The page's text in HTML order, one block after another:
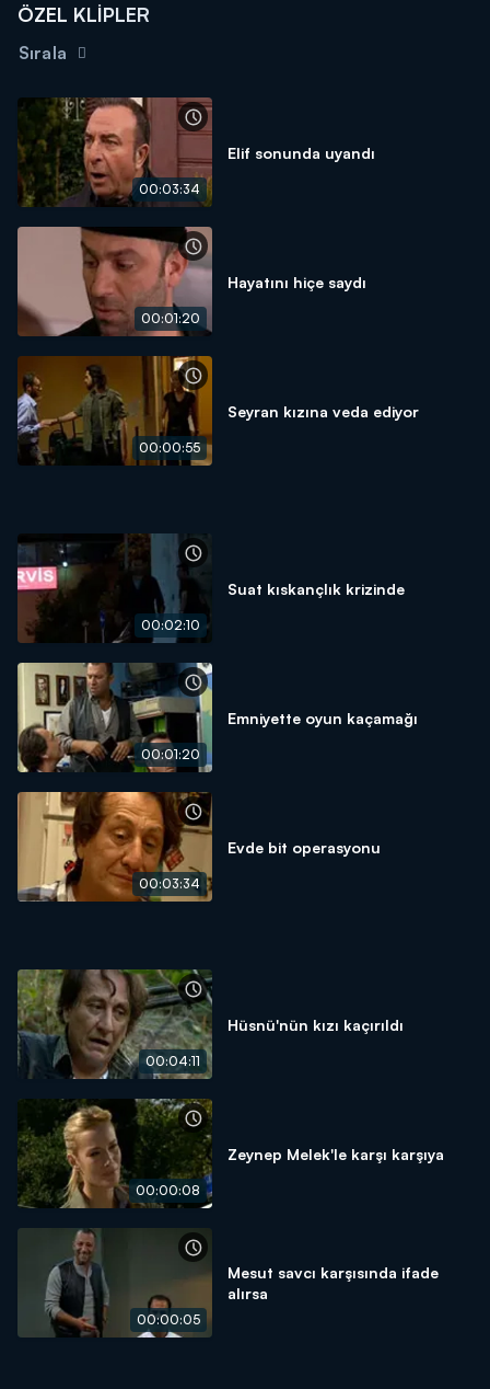
ÖZEL KLİPLER
Sırala
00:03:34
Elif sonunda uyandı
00:01:20
Hayatını hiçe saydı
00:00:55
Seyran kızına veda ediyor
00:02:10
Suat kıskançlık krizinde
00:01:20
Emniyette oyun kaçamağı
00:03:34
Evde bit operasyonu
00:04:11
Hüsnü'nün kızı kaçırıldı
00:00:08
Zeynep Melek'le karşı karşıya
00:00:05
Mesut savcı karşısında ifade
alırsa